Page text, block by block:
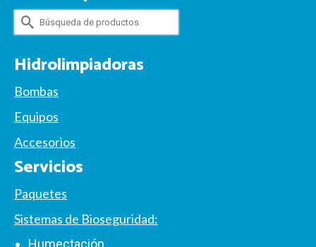
Buscar
por:
Hidrolimpiadoras
Bombas
Equipos
Accesorios
Servicios
Paquetes
Sistemas de Bioseguridad:
Humectación